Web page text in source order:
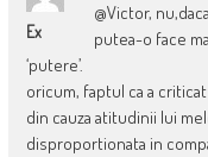
Ex
@Victor,
putea-o face
‘putere’.
oricum, faptul ca a
din cauza atitudinii lui
disproportionata in